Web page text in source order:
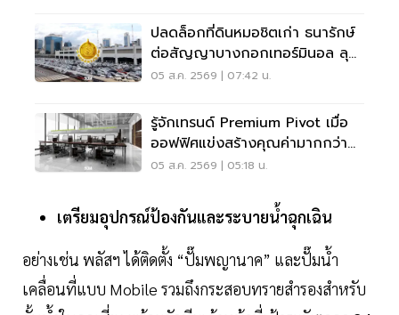
ปลดล็อกที่ดินหมอชิตเก่า ธนารักษ์
ต่อสัญญาบางกอกเทอร์มินอล ลุย
บิ๊กโปรเจ็กต์
05 ส.ค. 2569 | 07:42 น.
รู้จักเทรนด์ Premium Pivot เมื่อ
ออฟฟิศแข่งสร้างคุณค่ามากกว่า
ทำเล-ค่าเช่า
05 ส.ค. 2569 | 05:18 น.
เตรียมอุปกรณ์ป้องกันและระบายน้ำฉุกเฉิน
อย่างเช่น พลัสฯ ได้ติดตั้ง “ปั๊มพญานาค” และปั๊มน้ำ
เคลื่อนที่แบบ Mobile รวมถึงกระสอบทรายสำรองสำหรับ